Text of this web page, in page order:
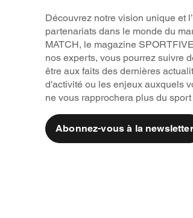
Découvrez notre vision unique et
partenariats dans le monde du
MATCH, le magazine
nos experts, vous pourrez suivre
être aux faits des dernières
d'activité ou les enjeux auxquels
ne vous rapprochera plus du
Abonnez-vous à la newsletter